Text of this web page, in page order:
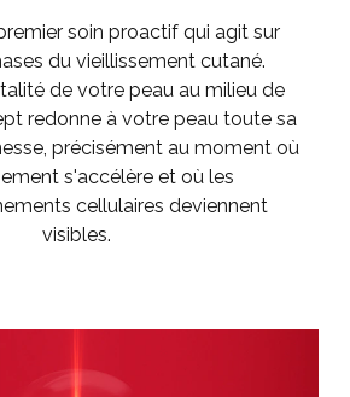
soin proactif qui agit sur
du vieillissement cutané.
de votre peau au milieu de
redonne à votre peau toute sa
précisément au moment où
s'accélère et où les
cellulaires deviennent
visibles.